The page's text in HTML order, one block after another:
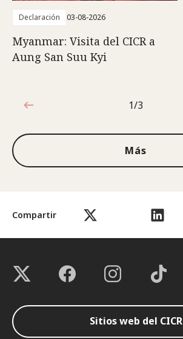
Compartir
Declaración 03-08-2026
Myanmar: Visita del CICR a
Aung San Suu Kyi
1de3
1/3
Más
Sitios web del CICR